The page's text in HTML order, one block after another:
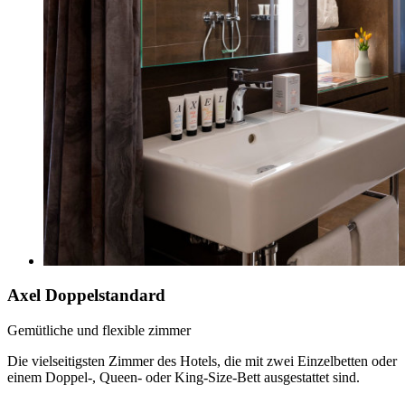
Axel Doppelstandard
Gemütliche und flexible zimmer
Die vielseitigsten Zimmer des Hotels, die mit zwei Einzelbetten oder
einem Doppel-, Queen- oder King-Size-Bett ausgestattet sind.